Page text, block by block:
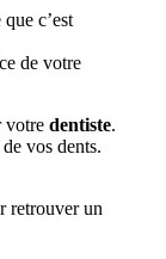
que c’est
de votre
votre dentiste.
vos dents.
retrouver un